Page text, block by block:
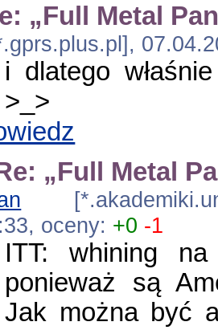
„Full Metal
i dlatego
>_>
„Full Metal
oceny: +0 -1
ITT: whining na
ponieważ są
Jak można być